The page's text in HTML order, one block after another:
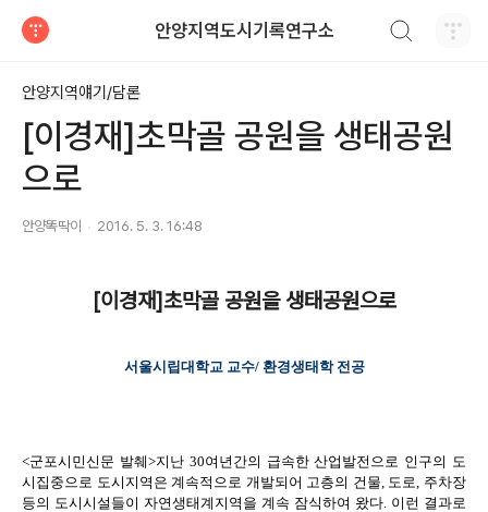
안양지역도시기록연구소
안양지역얘기/담론
[이경재]초막골 공원을 생태공원
으로
안양똑딱이 2016. 5. 3. 16:48
[이경재]초막골 공원을 생태공원으로
서울시립대학교 교수/ 환경생태학 전공
<군포시민신문 발췌>지난 30여년간의 급속한 산업발전으로 인구의 도
시집중으로 도시지역은 계속적으로 개발되어 고층의 건물, 도로, 주차장
등의 도시시설들이 자연생태계지역을 계속 잠식하여 왔다. 이런 결과로